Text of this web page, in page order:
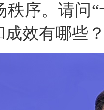
秩序。请问
成效有哪些